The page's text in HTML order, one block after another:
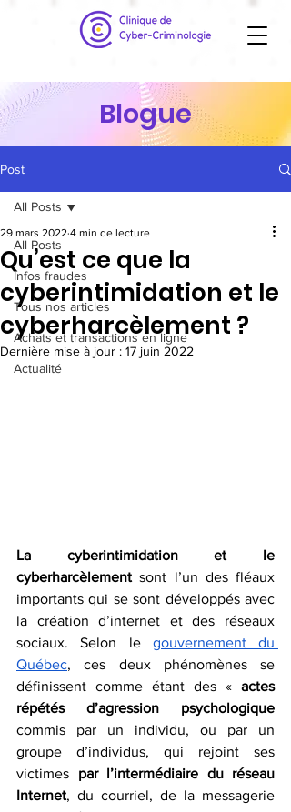
Blogue
Post
All Posts
Infos fraudes
Tous nos articles
Achats et transactions en ligne
Actualité
All Posts
Qu’est ce que la
cyberintimidation et le
cyberharcèlement ?
29 mars 2022 4 min de lecture
Dernière mise à jour : 17 juin 2022
La cyberintimidation et le
cyberharcèlement sont l’un des fléaux
importants qui se sont développés avec
la création d’internet et des réseaux
sociaux. Selon le gouvernement du
Québec, ces deux phénomènes se
définissent comme étant des « actes
répétés d’agression psychologique
commis par un individu, ou par un
groupe d’individus, qui rejoint ses
victimes par l’intermédiaire du réseau
Internet, du courriel, de la messagerie